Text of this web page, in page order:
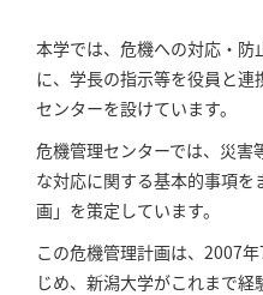
本学では、危機への対応・
に、学長の指示等を役員と
センターを設けています。
危機管理センターでは、災害
な対応に関する基本的事項
画」を策定しています。
この危機管理計画は、2007
じめ、新潟大学がこれまで